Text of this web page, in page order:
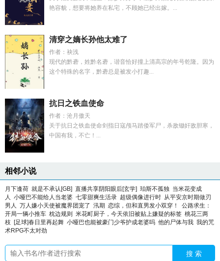
艳容貌，想要将她养在私宅，不顾她已经出嫁。...
清穿之嫡长孙他太难了
作者：袂浅
现代的黔砻，姓黔名砻，谐音恰好撞上清高宗的年号乾隆。因为
这个特殊的名字，黔砻总是被发小打趣...
抗日之铁血使命
作者：沧月傲天
关于抗日之铁血使命剑指日寇颅马踏倭军尸，杀敌锄奸敌胆寒，
中国有我，不亡！...
相邻小说
月下逢荷 就是不承认[GB] 直播共享阴阳眼后[玄学] 珀斯不孤独 当米花变成
人 小哑巴不能给人当老婆 七零甜爽生活录 超级偶像进行时 从平安京时期做刃
男人 万人嫌小天使被魔界团宠了 汛期 恋综，但和直男发小双穿！
公路求生：
开局一辆小推车 枕边规则 米花町厨子，今天依旧被贴上嫌疑的标签 桃花三两
枝 [足球]春日里再起舞 小哑巴也能被豪门少爷护成老婆吗 他的尸体与我 我的咒
术RPG不太对劲
搜 索